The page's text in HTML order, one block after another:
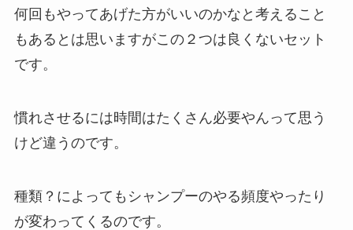
何回もやってあげた方がいいのかなと考えること
もあるとは思いますがこの２つは良くないセット
です。
慣れさせるには時間はたくさん必要やんって思う
けど違うのです。
種類？によってもシャンプーのやる頻度やったり
が変わってくるのです。